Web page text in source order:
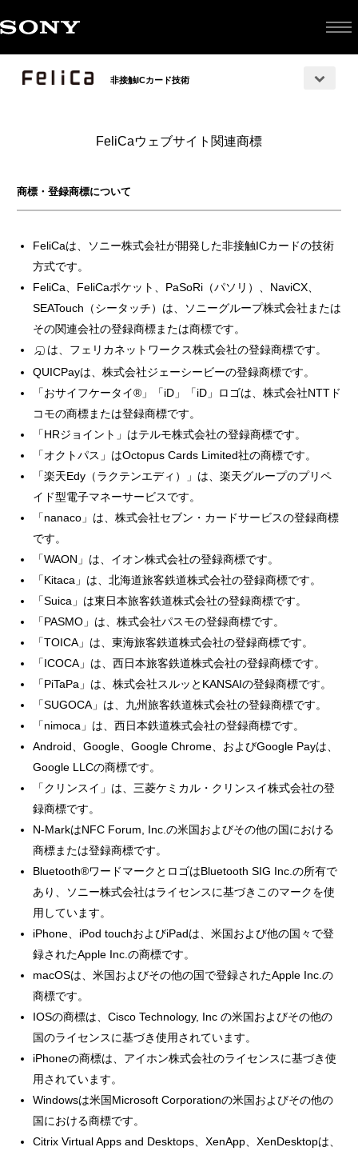
非接触ICカード技術
FeliCaウェブサイト関連商標
商標・登録商標について
FeliCaは、ソニー株式会社が開発した非接触ICカードの技術
方式です。
FeliCa、FeliCaポケット、PaSoRi（パソリ）、NaviCX、
SEATouch（シータッチ）は、ソニーグループ株式会社または
その関連会社の登録商標または商標です。
は、フェリカネットワークス株式会社の登録商標です。
QUICPayは、株式会社ジェーシービーの登録商標です。
「おサイフケータイ®」「iD」「iD」ロゴは、株式会社NTTド
コモの商標または登録商標です。
「HRジョイント」はテルモ株式会社の登録商標です。
「オクトパス」はOctopus Cards Limited社の商標です。
「楽天Edy（ラクテンエディ）」は、楽天グループのプリペ
イド型電子マネーサービスです。
「nanaco」は、株式会社セブン・カードサービスの登録商標
です。
「WAON」は、イオン株式会社の登録商標です。
「Kitaca」は、北海道旅客鉄道株式会社の登録商標です。
「Suica」は東日本旅客鉄道株式会社の登録商標です。
「PASMO」は、株式会社パスモの登録商標です。
「TOICA」は、東海旅客鉄道株式会社の登録商標です。
「ICOCA」は、西日本旅客鉄道株式会社の登録商標です。
「PiTaPa」は、株式会社スルッとKANSAIの登録商標です。
「SUGOCA」は、九州旅客鉄道株式会社の登録商標です。
「nimoca」は、西日本鉄道株式会社の登録商標です。
Android、Google、Google Chrome、およびGoogle Payは、
Google LLCの商標です。
「クリンスイ」は、三菱ケミカル・クリンスイ株式会社の登
録商標です。
N-MarkはNFC Forum, Inc.の米国およびその他の国における
商標または登録商標です。
Bluetooth®ワードマークとロゴはBluetooth SIG Inc.の所有で
あり、ソニー株式会社はライセンスに基づきこのマークを使
用しています。
iPhone、iPod touchおよびiPadは、米国および他の国々で登
録されたApple Inc.の商標です。
macOSは、米国およびその他の国で登録されたApple Inc.の
商標です。
IOSの商標は、Cisco Technology, Inc の米国およびその他の
国のライセンスに基づき使用されています。
iPhoneの商標は、アイホン株式会社のライセンスに基づき使
用されています。
Windowsは米国Microsoft Corporationの米国およびその他の
国における商標です。
Citrix Virtual Apps and Desktops、XenApp、XenDesktopは、